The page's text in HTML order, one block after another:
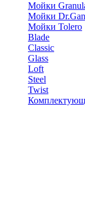
Мойки
Мойки
Мойки Tolero
Blade
Classic
Glass
Loft
Steel
Twist